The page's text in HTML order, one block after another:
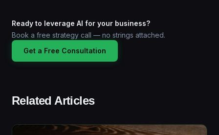
Ready to leverage AI for your business?
Book a free strategy call — no strings attached.
Get a Free Consultation
Related Articles